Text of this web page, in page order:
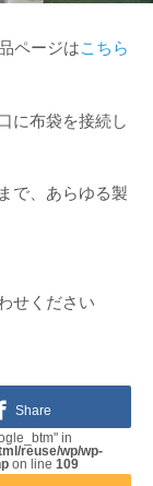
ページはこちら
に布袋を接続し
で、あらゆる製
せください
Share
in
reuse/wp/wp-
on line109